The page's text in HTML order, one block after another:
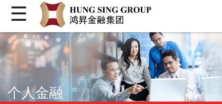
首页
关于我们
机构金融
☰
个人金融